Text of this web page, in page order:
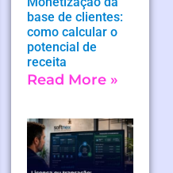
base de clientes:
como calcular o
potencial de
receita
Read More »